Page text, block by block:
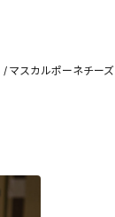
マスカルポーネチーズ